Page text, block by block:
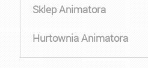
Sklep Animatora
Hurtownia Animatora